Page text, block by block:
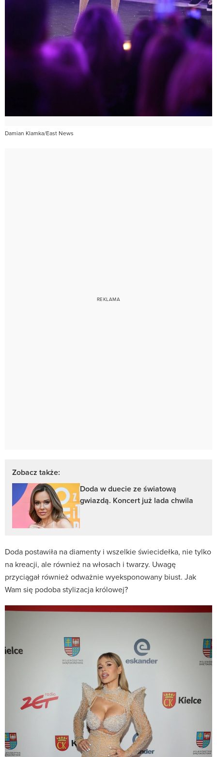
Damian Klamka/East News
Zobacz także:
Doda w duecie ze światową
gwiazdą. Koncert już lada chwila
Doda postawiła na diamenty i wszelkie świecidełka, nie tylko
na kreacji, ale również na włosach i twarzy. Uwagę
przyciągał również odważnie wyeksponowany biust. Jak
Wam się podoba stylizacja królowej?